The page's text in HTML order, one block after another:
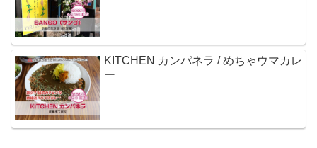
KITCHEN カンパネラ / めちゃウマカレ
ー